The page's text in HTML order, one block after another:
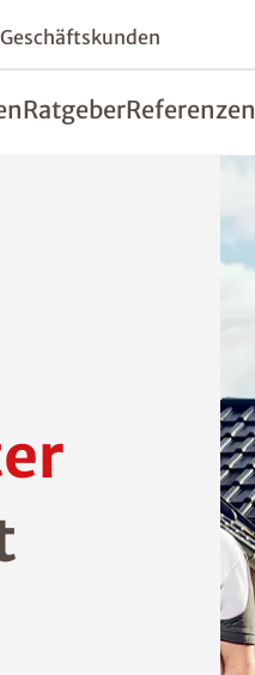
Geschäftskunden
RatgeberReferenzen